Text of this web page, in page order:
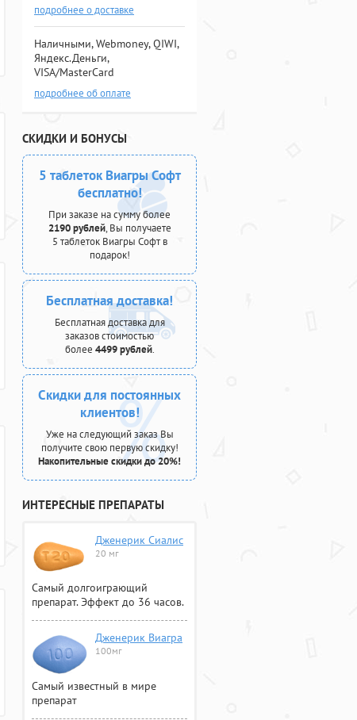
подробнее о доставке
Наличными, Webmoney, QIWI,
Яндекс.Деньги,
VISA/MasterCard
подробнее об оплате
СКИДКИ И БОНУСЫ
5 таблеток Виагры Софт
бесплатно!
При заказе на сумму более
2190 рублей, Вы получаете
5 таблеток Виагры Софт в
подарок!
Бесплатная доставка!
Бесплатная доставка для
заказов стоимостью
более 4499 рублей.
Скидки для постоянных
клиентов!
Уже на следующий заказ Вы
получите свою первую скидку!
Накопительные скидки до 20%!
ИНТЕРЕСНЫЕ ПРЕПАРАТЫ
Дженерик Сиалис
20 мг
Самый долгоиграющий
препарат. Эффект до 36 часов.
Дженерик Виагра
100мг
Самый известный в мире
препарат